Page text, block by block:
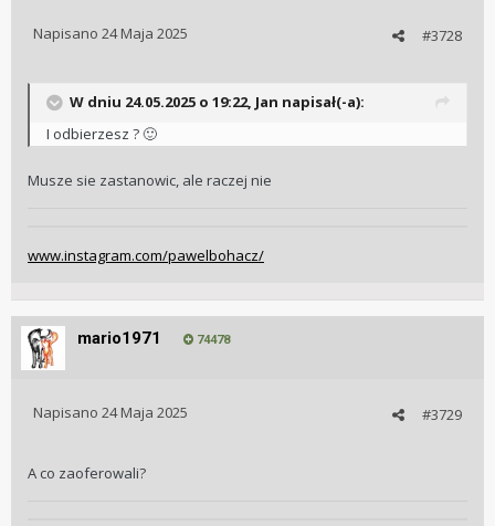
#3728
Napisano 24 Maja 2025
W dniu 24.05.2025 o 19:22, Jan napisał(-a):
I odbierzesz ? 🙂
Musze sie zastanowic, ale raczej nie
www.instagram.com/pawelbohacz/
mario1971 74478
#3729
Napisano 24 Maja 2025
A co zaoferowali?